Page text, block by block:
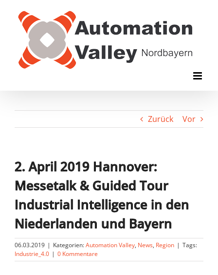
Inhalt
springen
Zurück Vor
2. April 2019 Hannover:
Messetalk & Guided Tour
Industrial Intelligence in den
Niederlanden und Bayern
06.03.2019 | Kategorien:Automation Valley, News, Region | Tags:
Industrie_4.0 | 0 Kommentare